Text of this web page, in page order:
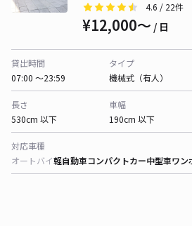
4.6 / 22件
¥12,000〜 / 日
貸出時間
07:00 〜23:59
タイプ
機械式（有人）
長さ
530cm 以下
車幅
190cm 以下
対応車種
オートバイ軽自動車コンパクトカー中型車ワン